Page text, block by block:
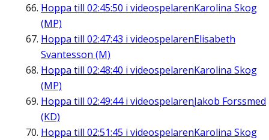
Hoppa till 02:45:50 i videospelarenKarolina Skog
(MP)
Hoppa till 02:47:43 i videospelarenElisabeth
Svantesson (M)
Hoppa till 02:48:40 i videospelarenKarolina Skog
(MP)
Hoppa till 02:49:44i videospelarenJakob Forssmed
(KD)
Hoppa till 02:51:45 i videospelarenKarolina Skog